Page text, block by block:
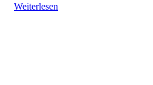
Weiterlesen